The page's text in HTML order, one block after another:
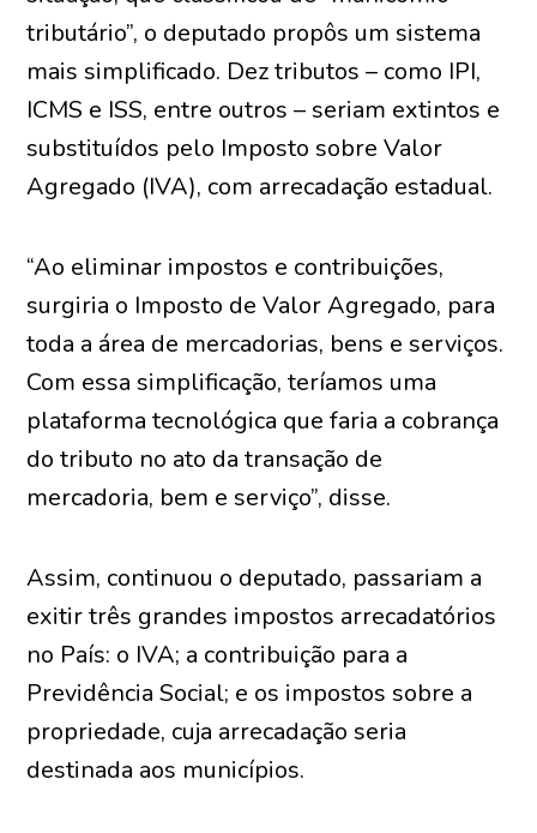
tributário”, o deputado propôs um sistema
mais simplificado. Dez tributos – como IPI,
ICMS e ISS, entre outros – seriam extintos e
substituídos pelo Imposto sobre Valor
Agregado (IVA), com arrecadação estadual.
“Ao eliminar impostos e contribuições,
surgiria o Imposto de Valor Agregado, para
toda a área de mercadorias, bens e serviços.
Com essa simplificação, teríamos uma
plataforma tecnológica que faria a cobrança
do tributo no ato da transação de
mercadoria, bem e serviço”, disse.
Assim, continuou o deputado, passariam a
exitir três grandes impostos arrecadatórios
no País: o IVA; a contribuição para a
Previdência Social; e os impostos sobre a
propriedade, cuja arrecadação seria
destinada aos municípios.